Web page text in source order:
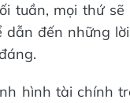
tuần, mọi thứ
dẫn đến những
hình tài chính